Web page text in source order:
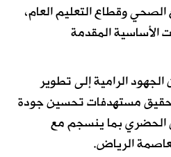
الصحي وقطاع التعليم العام،
الأساسية المقدمة
الرامية إلى تطوير
مستهدفات تحسين جودة
الحضري بما ينسجم مع
الرياض.